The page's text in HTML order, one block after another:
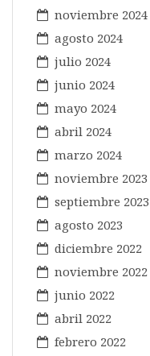
noviembre 2024
agosto 2024
julio 2024
junio 2024
mayo 2024
abril 2024
marzo 2024
noviembre 2023
septiembre 2023
agosto 2023
diciembre 2022
noviembre 2022
junio 2022
abril 2022
febrero 2022